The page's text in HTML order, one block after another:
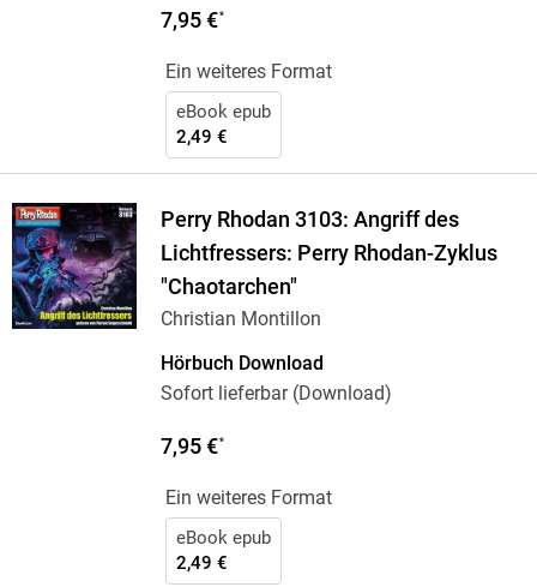
7,95 €*
Ein weiteres Format
eBook epub
2,49 €
Perry Rhodan 3103: Angriff des
Lichtfressers: Perry Rhodan-Zyklus
"Chaotarchen"
Christian Montillon
Hörbuch Download
Sofort lieferbar (Download)
7,95 €*
Ein weiteres Format
eBook epub
2,49 €